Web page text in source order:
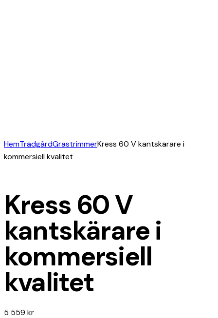
HemTrädgårdGrästrimmerKress 60 V kantskärare i
kommersiell kvalitet
Kress 60 V
kantskärare i
kommersiell
kvalitet
5 559 kr